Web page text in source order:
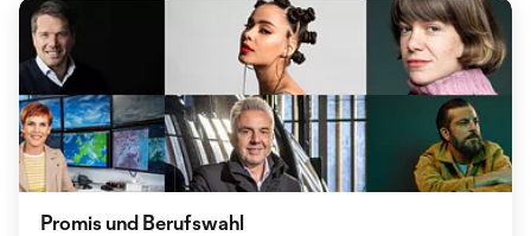
Promis und Berufswahl